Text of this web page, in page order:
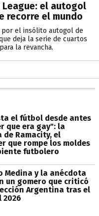
el autogol
recorre el mundo
el insólito autogol de
deja la serie de cuartos
la revancha.
el fútbol desde antes
que era gay": la
Ramacity, el
que rompe los moldes
futbolero
Medina y la anécdota
un gomero que criticó
Argentina tras el
2026